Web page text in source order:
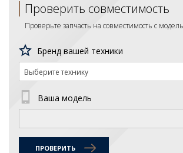
Проверить совместимость
Проверьте запчасть на совместимость с
Бренд вашей техники
Выберите технику
Ваша модель
ПРОВЕРИТЬ